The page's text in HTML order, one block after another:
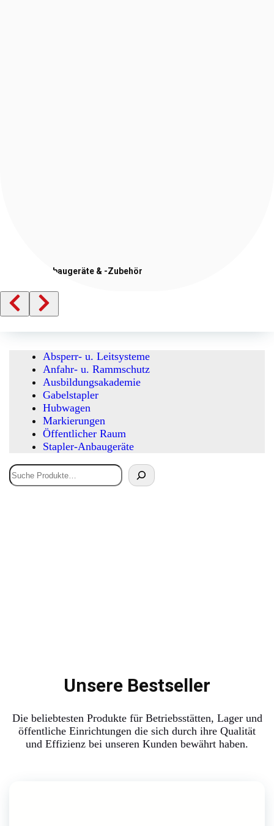
Stapler-Anbaugeräte & -Zubehör
Absperr- u. Leitsysteme
Anfahr- u. Rammschutz
Ausbildungsakademie
Gabelstapler
Hubwagen
Markierungen
Öffentlicher Raum
Stapler-Anbaugeräte
Suchen
Unsere Bestseller
Die beliebtesten Produkte für Betriebsstätten, Lager und
öffentliche Einrichtungen die sich durch ihre Qualität
und Effizienz bei unseren Kunden bewährt haben.